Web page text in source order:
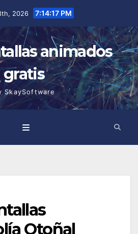
2026 7:14:17 PM
animados
gratis
SkaySoftware
Otoñal